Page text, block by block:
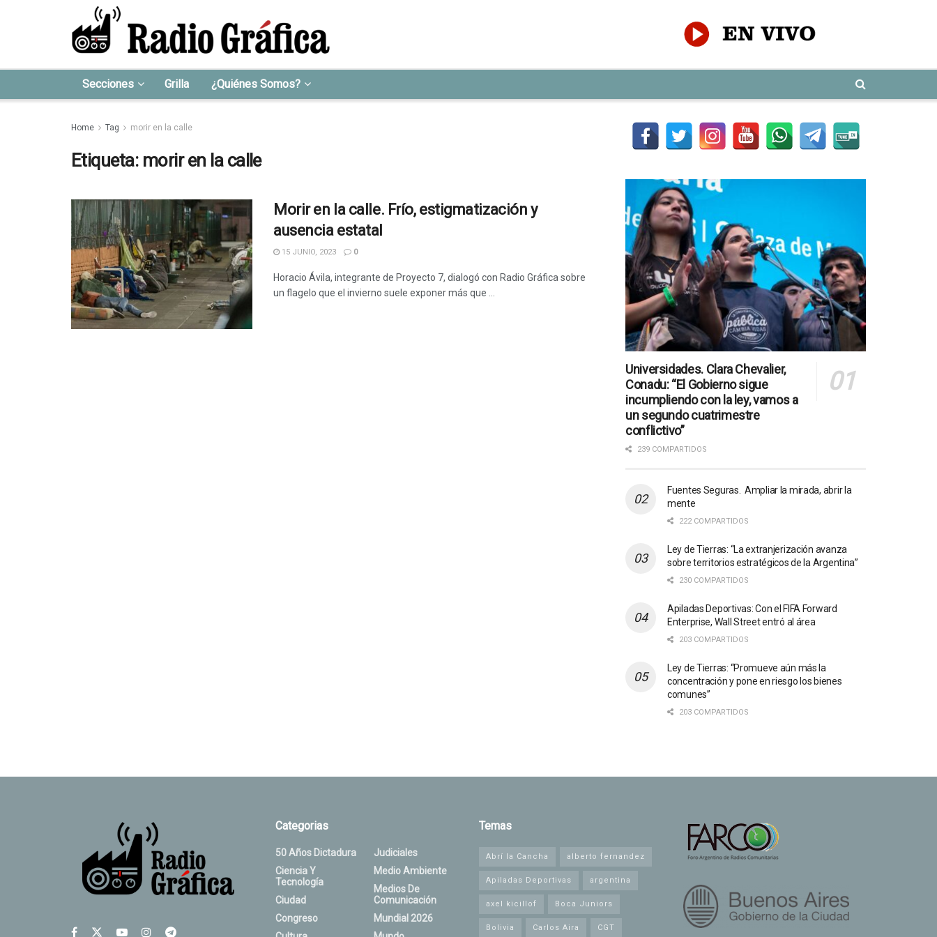
Secciones Grilla ¿Quiénes Somos?
Home Tag morir en la calle
Etiqueta: morir en la calle
Morir en la calle. Frío, estigmatización y
ausencia estatal
15 JUNIO, 2023 0
Horacio Ávila, integrante de Proyecto 7, dialogó con Radio Gráfica sobre
un flagelo que el invierno suele exponer más que ...
Universidades. Clara Chevalier,
Conadu: “El Gobierno sigue
incumpliendo con la ley, vamos a
un segundo cuatrimestre
conflictivo”
239 COMPARTIDOS
Fuentes Seguras. Ampliar la mirada, abrir la
mente
222 COMPARTIDOS
Ley de Tierras: “La extranjerización avanza
sobre territorios estratégicos de la Argentina”
230 COMPARTIDOS
Apiladas Deportivas: Con el FIFA Forward
Enterprise, Wall Street entró al área
203 COMPARTIDOS
Ley de Tierras: “Promueve aún más la
concentración y pone en riesgo los bienes
comunes”
203 COMPARTIDOS
Categorias
50 Años Dictadura
Ciencia Y
Tecnología
Ciudad
Congreso
Judiciales
Medio Ambiente
Medios De
Comunicación
Mundial 2026
Temas
Abrí la Cancha alberto fernandez
Apiladas Deportivas argentina
axel kicillof Boca Juniors
Bolivia Carlos Aira CGT